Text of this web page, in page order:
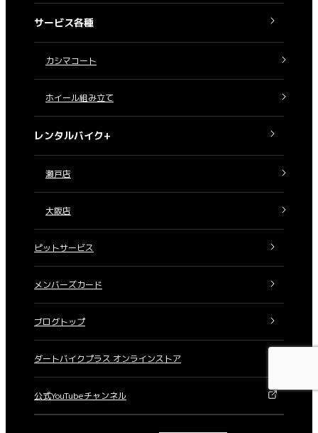
サービス各種
カシマコート
ホイール組み立て
レンタルバイク+
瀬戸店
大阪店
ピットサービス
メンバーズカード
ブログトップ
ダートバイクプラス オンラインストア
公式YouTubeチャンネル